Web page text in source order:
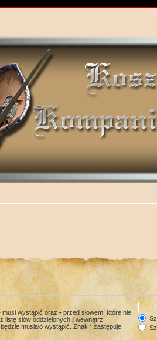
musi wystąpić oraz-przed słowem, które nie
listę słów oddzielonych| wewnątrz
musiało wystąpić. Znak * zastępuje